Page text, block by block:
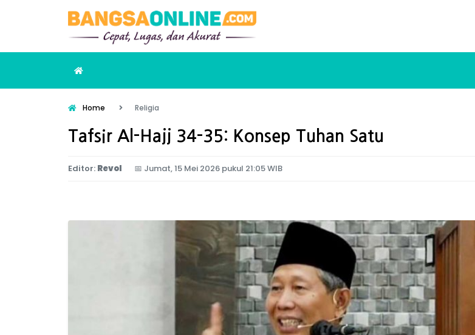
Home Religia
Tafsir Al-Hajj 34-35: Konsep Tuhan Satu
Editor: Revol 📅 Jumat, 15 Mei 2026 pukul 21:05 WIB